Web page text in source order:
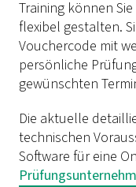
Training können
flexibel gestalten.
Vouchercode mit
persönliche
gewünschten
Die aktuelle
technischen
Software für eine